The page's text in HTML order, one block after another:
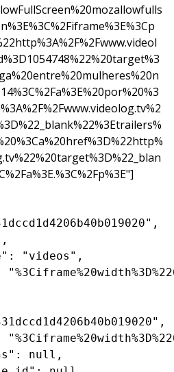
"videos",
null,